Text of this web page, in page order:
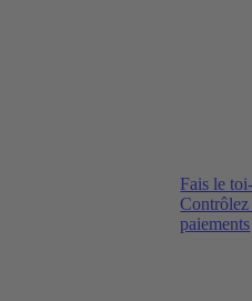
Fais le
Contrôlez
paiements